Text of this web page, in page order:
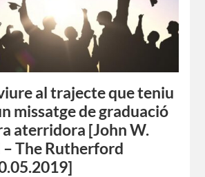
al trajecte que teniu
missatge de graduació
aterridora [John W.
The Rutherford